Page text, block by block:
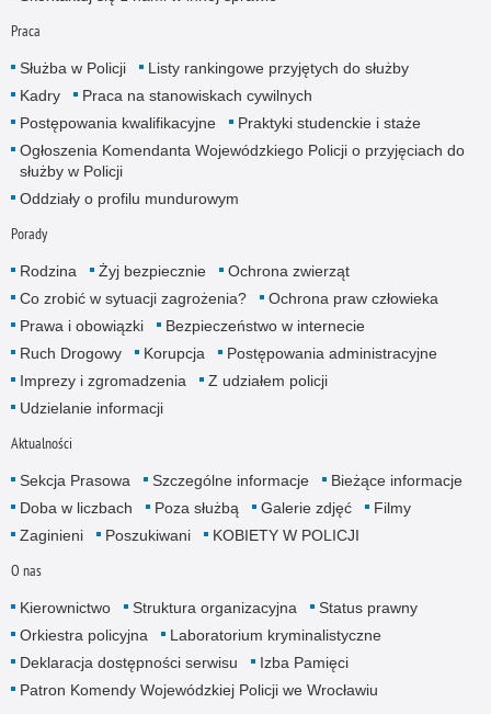
Praca
Służba w Policji
Listy rankingowe przyjętych do służby
Kadry
Praca na stanowiskach cywilnych
Postępowania kwalifikacyjne
Praktyki studenckie i staże
Ogłoszenia Komendanta Wojewódzkiego Policji o przyjęciach do
służby w Policji
Oddziały o profilu mundurowym
Porady
Rodzina Żyj bezpiecznie
Ochrona zwierząt
Co zrobić w sytuacji zagrożenia?
Ochrona praw człowieka
Prawa i obowiązki
Bezpieczeństwo w internecie
Ruch Drogowy
Korupcja
Postępowania administracyjne
Imprezy i zgromadzenia
Z udziałem policji
Udzielanie informacji
Aktualności
Sekcja Prasowa Szczególne informacje
Bieżące informacje
Doba w liczbach
Poza służbą Galerie zdjęć
Filmy
Zaginieni
Poszukiwani KOBIETY W POLICJI
O nas
Kierownictwo Struktura organizacyjna
Status prawny
Orkiestra policyjna
Laboratorium kryminalistyczne
Deklaracja dostępności serwisu
Izba Pamięci
Patron Komendy Wojewódzkiej Policji we Wrocławiu